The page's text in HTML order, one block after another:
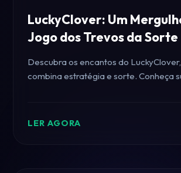
LuckyClover: Um
Jogo dos Trevos da Sorte
Descubra os encantos do
combina estratégia e sorte. Conheça
LER AGORA